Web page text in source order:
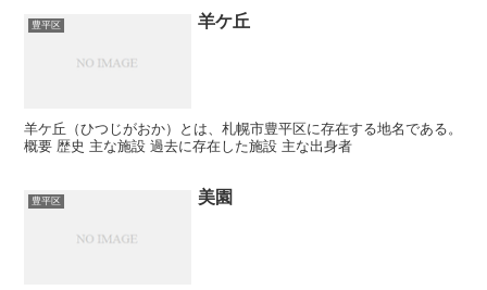
豊平区 羊ケ丘
羊ケ丘（ひつじがおか）とは、札幌市豊平区に存在する地名である。
概要 歴史 主な施設 過去に存在した施設 主な出身者
豊平区 美園